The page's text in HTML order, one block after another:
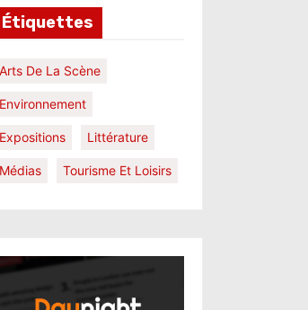
Étiquettes
Arts De La Scène
Environnement
Expositions Littérature
Médias Tourisme Et Loisirs